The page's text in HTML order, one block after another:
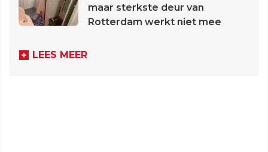
maar sterkste deur van
Rotterdam werkt niet mee
LEES MEER